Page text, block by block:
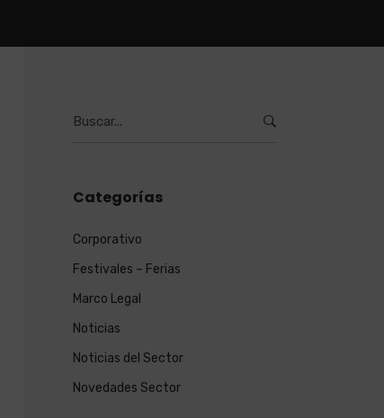
Categorías
Corporativo
Festivales – Ferias
Marco Legal
Noticias
Noticias del Sector
Novedades Sector